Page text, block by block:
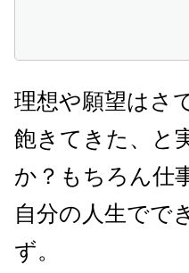
理想や願望はさ
飽きてきた、と
か？もちろん仕
自分の人生でで
ず。